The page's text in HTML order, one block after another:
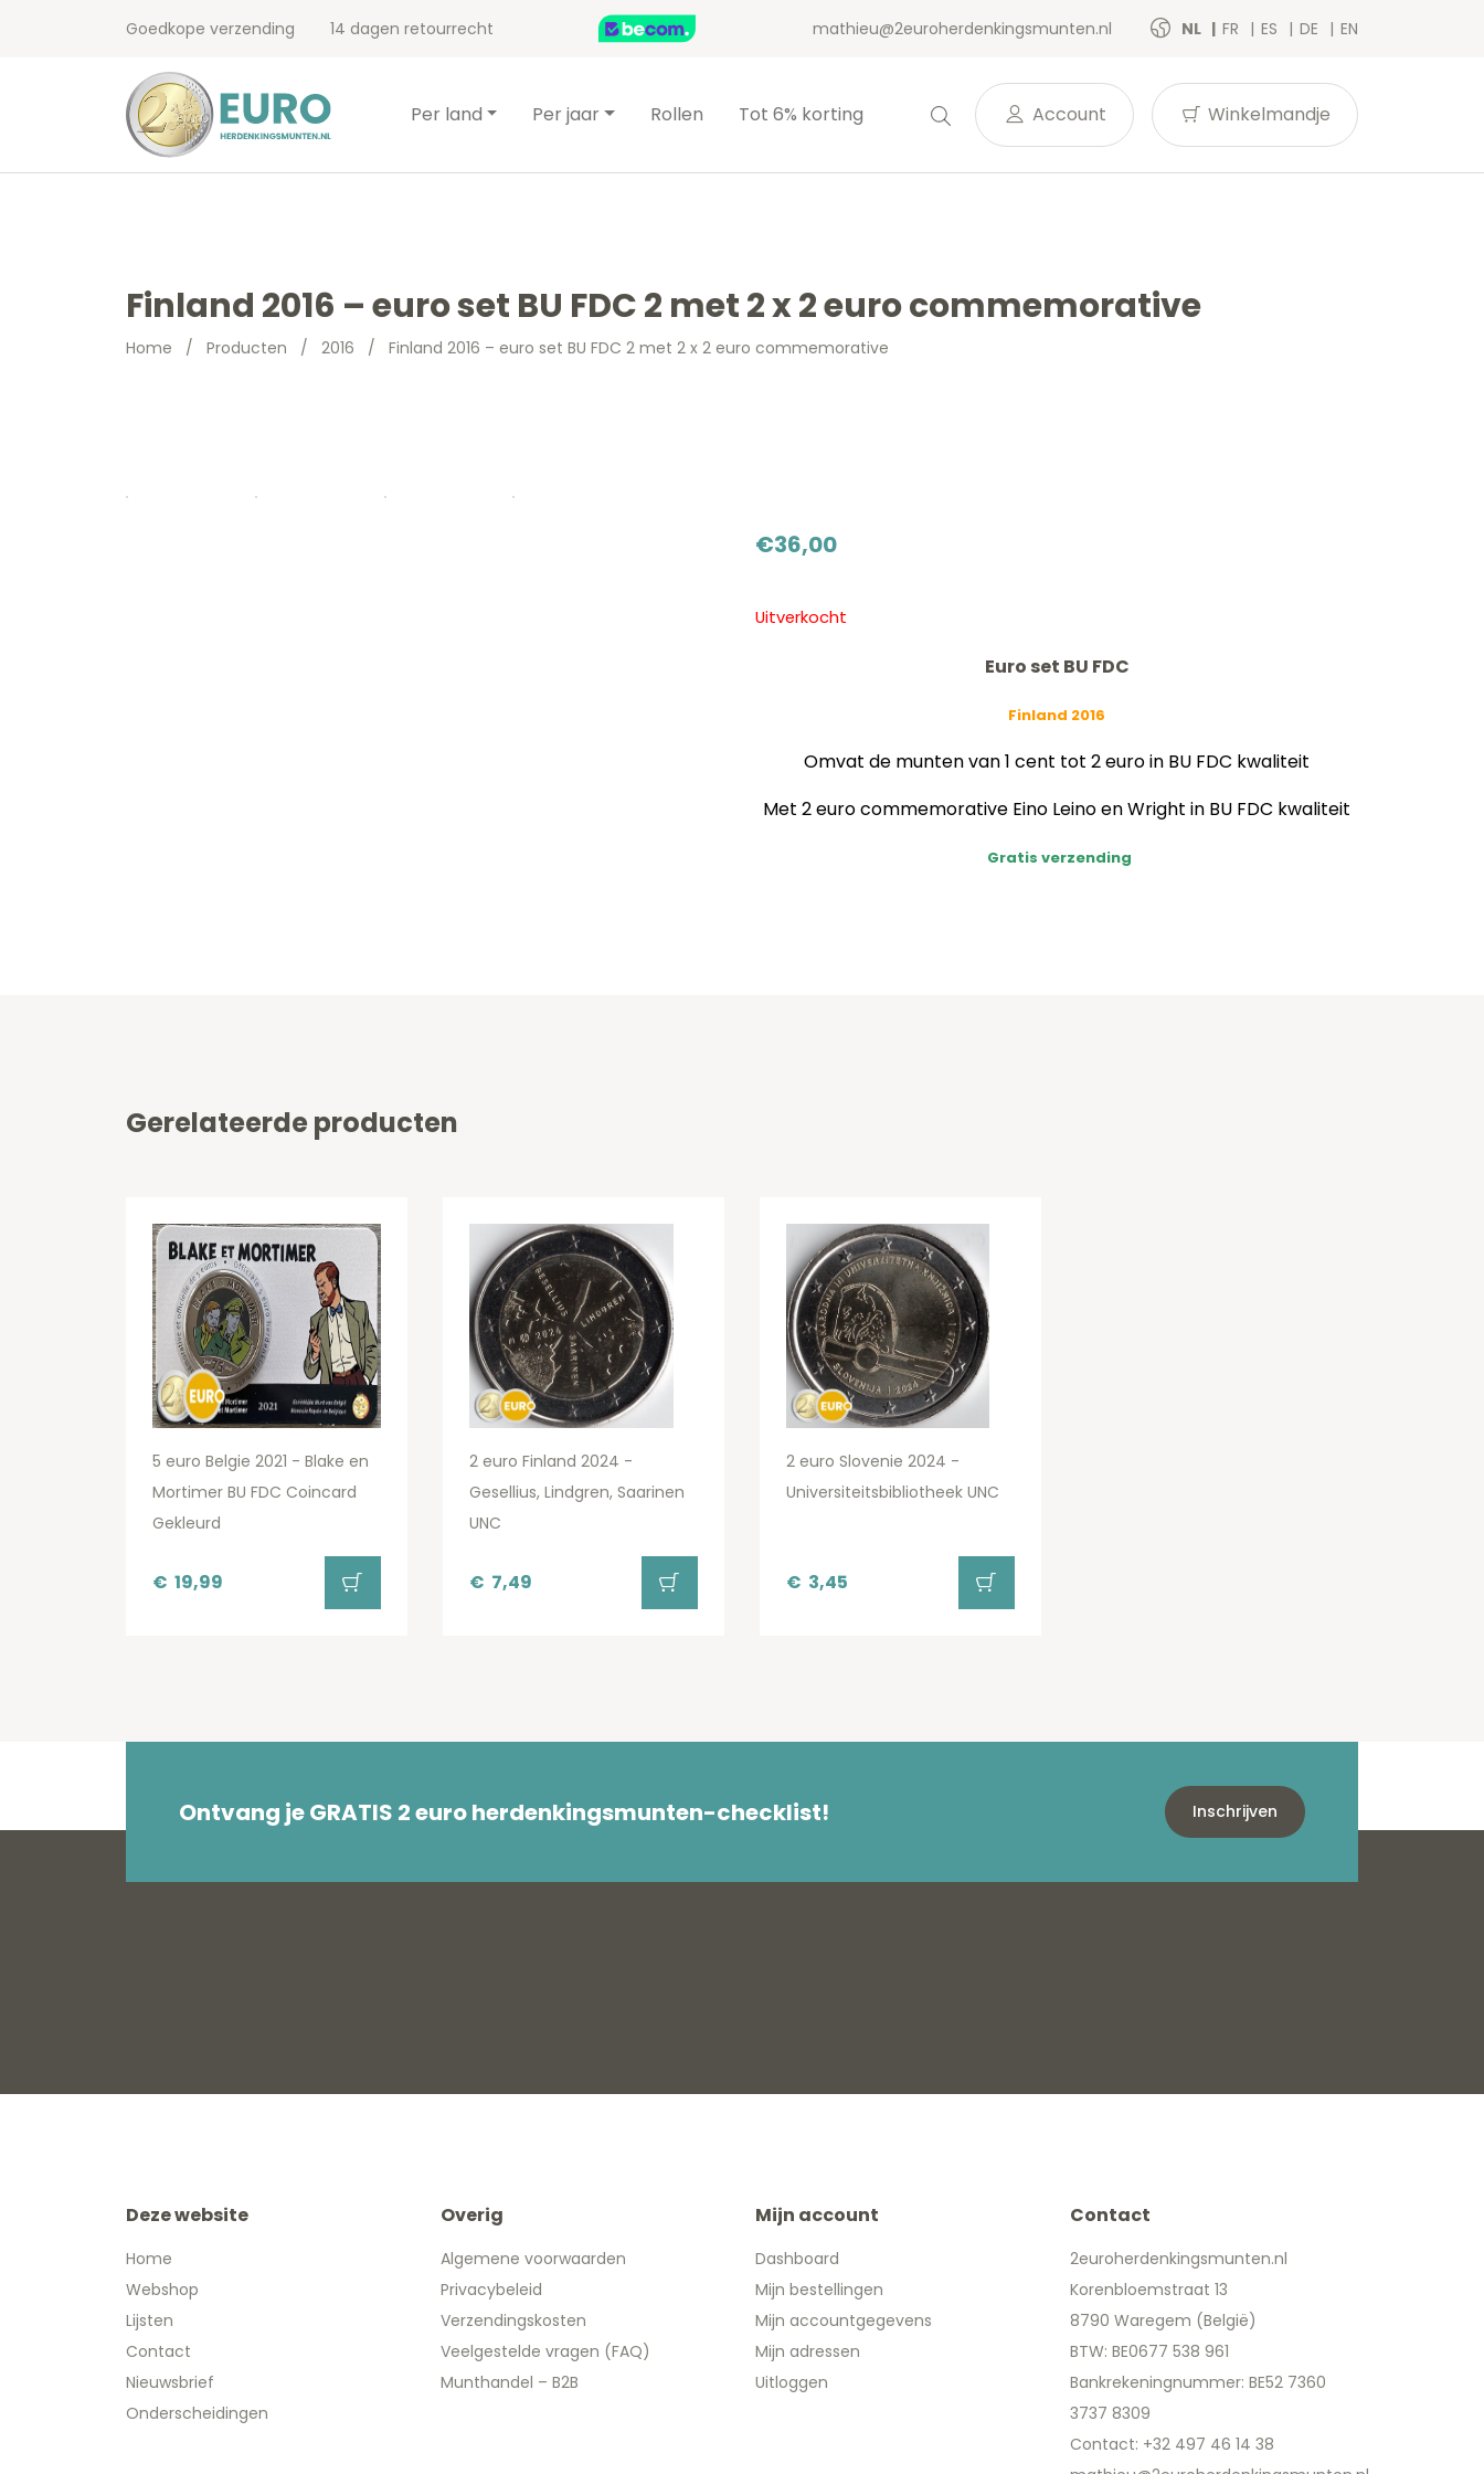
Goedkope verzending 14 dagen retourrecht mathieu@2euroherdenkingsmunten.nl NL FR ES DE EN
Per land Per jaar Rollen Tot 6% korting Account Winkelmandje
Finland 2016 – euro set BU FDC 2 met 2 x 2 euro commemorative
Home / Producten / 2016 / Finland 2016 – euro set BU FDC 2 met 2 x 2 euro commemorative
€36,00
Uitverkocht
Euro set BU FDC
Finland 2016
Omvat de munten van 1 cent tot 2 euro in BU FDC kwaliteit
Met 2 euro commemorative Eino Leino en Wright in BU FDC kwaliteit
Gratis verzending
Gerelateerde producten
5 euro Belgie 2021 - Blake en
Mortimer BU FDC Coincard
Gekleurd
€ 19,99
2 euro Finland 2024 -
Gesellius, Lindgren, Saarinen
UNC
€ 7,49
2 euro Slovenie 2024 -
Universiteitsbibliotheek UNC
€ 3,45
Ontvang je GRATIS 2 euro herdenkingsmunten-checklist! Inschrijven
Deze website
Home
Webshop
Lijsten
Contact
Nieuwsbrief
Onderscheidingen
Overig
Algemene voorwaarden
Privacybeleid
Verzendingskosten
Veelgestelde vragen (FAQ)
Munthandel – B2B
Mijn account
Dashboard
Mijn bestellingen
Mijn accountgegevens
Mijn adressen
Uitloggen
Contact
2euroherdenkingsmunten.nl
Korenbloemstraat 13
8790 Waregem (België)
BTW: BE0677 538 961
Bankrekeningnummer: BE52 7360
3737 8309
Contact: +32 497 46 14 38